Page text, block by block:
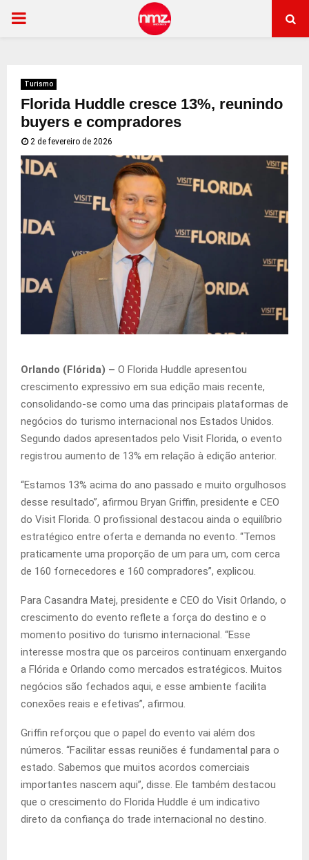
PRIMARY
Turismo
Florida Huddle cresce 13%, reunindo
buyers e compradores
2 de fevereiro de 2026
Orlando (Flórida) – O Florida Huddle apresentou
crescimento expressivo em sua edição mais recente,
consolidando-se como uma das principais plataformas de
negócios do turismo internacional nos Estados Unidos.
Segundo dados apresentados pelo Visit Florida, o evento
registrou aumento de 13% em relação à edição anterior.
“Estamos 13% acima do ano passado e muito orgulhosos
desse resultado”, afirmou Bryan Griffin, presidente e CEO
do Visit Florida. O profissional destacou ainda o equilíbrio
estratégico entre oferta e demanda no evento. “Temos
praticamente uma proporção de um para um, com cerca
de 160 fornecedores e 160 compradores”, explicou.
Para Casandra Matej, presidente e CEO do Visit Orlando, o
crescimento do evento reflete a força do destino e o
momento positivo do turismo internacional. “Esse
interesse mostra que os parceiros continuam enxergando
a Flórida e Orlando como mercados estratégicos. Muitos
negócios são fechados aqui, e esse ambiente facilita
conexões reais e efetivas”, afirmou.
Griffin reforçou que o papel do evento vai além dos
números. “Facilitar essas reuniões é fundamental para o
estado. Sabemos que muitos acordos comerciais
importantes nascem aqui”, disse. Ele também destacou
que o crescimento do Florida Huddle é um indicativo
direto da confiança do trade internacional no destino.